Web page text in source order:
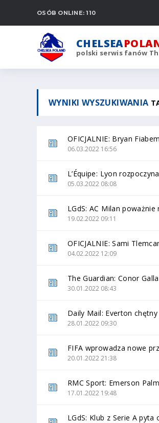
OSÓB ONLINE: 110
CHELSEA
polski serwis fanów
WYNIKI WYSZUKIWANIA
OFICJALNIE: Bryan
06.03.2022 16:56
L’Équipe: Lyon
05.03.2022 08:08
LGdS: AC Milan
19.02.2022 09:11
OFICJALNIE: Sami
04.02.2022 12:09
The Guardian: Conor
30.01.2022 08:43
Daily Mail: Everton
28.01.2022 09:30
FIFA wprowadza nowe
20.01.2022 21:38
RMC Sport: Emerson
17.01.2022 19:48
LGdS: Klub z Serie A pyta